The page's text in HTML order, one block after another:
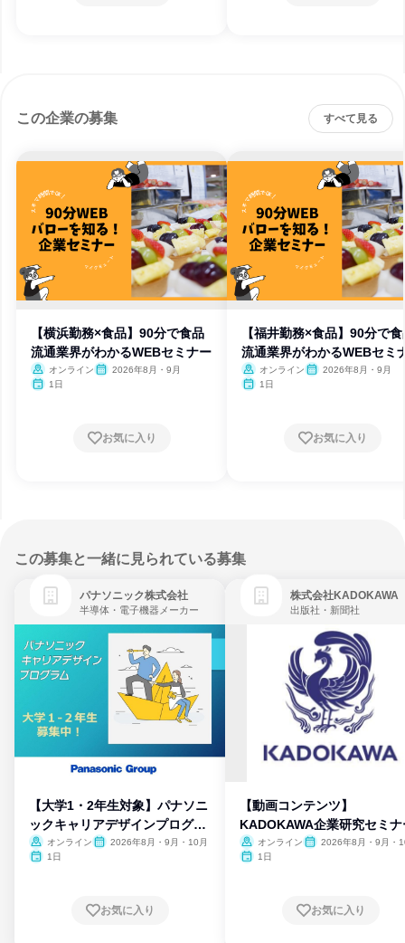
この企業の募集 すべて見る
【横浜勤務×食品】90分で食品
流通業界がわかるWEBセミナー
オンライン
2026年8月・9月
1日
お気に入り
【福井勤務×食品】90分で
流通業界がわかるWEBセミ
オンライン
2026年8月・9月
1日
お気に入り
この募集と一緒に見られている募集
パナソニック株式会社
半導体・電子機器メーカー
【大学1・2年生対象】パナソニ
ックキャリアデザインプログラ
ム
オンライン
2026年8月・9月・10月
1日
お気に入り
株式会社KADOKAWA
出版社・新聞社
【動画コンテンツ】
KADOKAWA企業研究セミナ
オンライン
2026年8月・9月・
1日
お気に入り